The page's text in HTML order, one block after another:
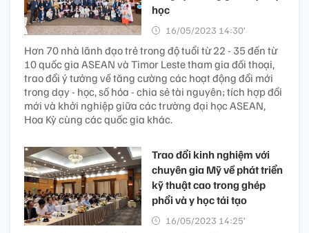
học
16/05/2023 14:30’
Hơn 70 nhà lãnh đạo trẻ trong độ tuổi từ 22 - 35 đến từ
10 quốc gia ASEAN và Timor Leste tham gia đối thoại,
trao đổi ý tưởng về tăng cường các hoạt động đổi mới
trong dạy - học, số hóa - chia sẻ tài nguyên; tích hợp đổi
mới và khởi nghiệp giữa các trường đại học ASEAN,
Hoa Kỳ cùng các quốc gia khác.
Trao đổi kinh nghiệm với
chuyên gia Mỹ về phát triển
kỹ thuật cao trong ghép
phổi và y học tái tạo
16/05/2023 14:25’